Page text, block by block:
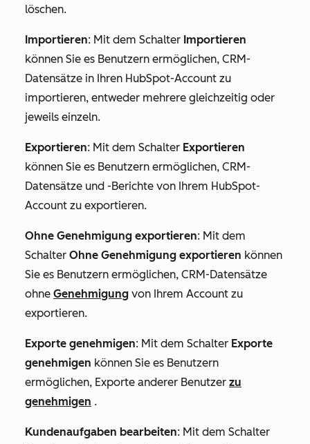
löschen.
Importieren: Mit dem Schalter Importieren
können Sie es Benutzern ermöglichen, CRM-
Datensätze in Ihren HubSpot-Account zu
importieren, entweder mehrere gleichzeitig oder
jeweils einzeln.
Exportieren: Mit dem Schalter Exportieren
können Sie es Benutzern ermöglichen, CRM-
Datensätze und -Berichte von Ihrem HubSpot-
Account zu exportieren.
Ohne Genehmigung exportieren: Mit dem
Schalter Ohne Genehmigung exportieren können
Sie es Benutzern ermöglichen, CRM-Datensätze
ohne Genehmigung von Ihrem Account zu
exportieren.
Exporte genehmigen: Mit dem Schalter Exporte
genehmigen können Sie es Benutzern
ermöglichen, Exporte anderer Benutzer zu
genehmigen .
Kundenaufgaben bearbeiten: Mit dem Schalter